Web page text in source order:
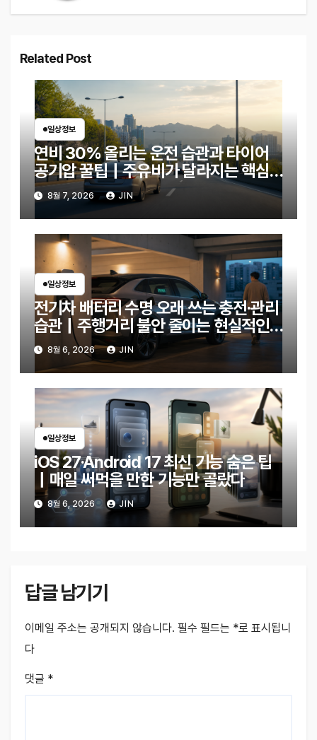
Related Post
일상정보
연비 30% 올리는 운전 습관과 타이어
공기압 꿀팁｜주유비가 달라지는 핵심
은?8월 7, 2026 JIN
일상정보
전기차 배터리 수명 오래 쓰는 충전·관리
습관｜주행거리 불안 줄이는 현실적인
방법8월 6, 2026 JIN
일상정보
iOS 27·Android 17 최신 기능 숨은 팁
｜매일 써먹을 만한 기능만 골랐다
8월 6, 2026 JIN
답글 남기기
이메일 주소는 공개되지 않습니다. 필수 필드는 *로 표시됩니
다
댓글 *